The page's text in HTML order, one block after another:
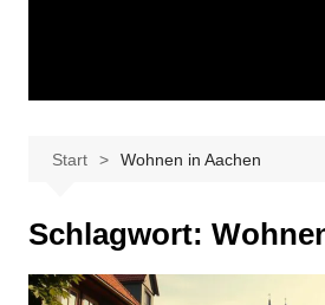
Start Wohnen in Aachen
Schlagwort: